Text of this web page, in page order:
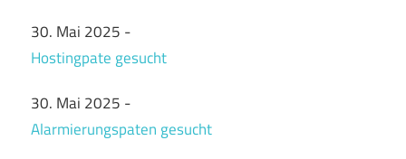
30. Mai 2025 -
Hostingpate gesucht
30. Mai 2025 -
Alarmierungspaten gesucht